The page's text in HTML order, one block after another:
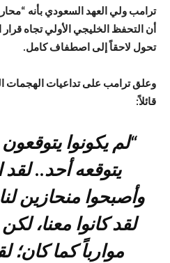
ترامب ولي العهد السعودي بأنه
أن التحفظ الخليجي الأولي تجاه
تحول لاحقاً إلى اصطفاف كامل.
وعلق ترامب على تداعيات الهجمات
قائلاً:
“لم يكونوا
يتوقعه أحد.. لقد
وأصبحوا منحازين
لقد كانوا معنا،
موارباً كما كان؛